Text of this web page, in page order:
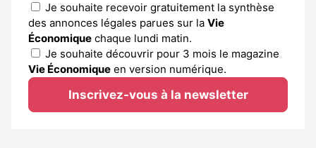
Je souhaite recevoir gratuitement la synthèse
des annonces légales parues sur la Vie
Économique chaque lundi matin.
Je souhaite découvrir pour 3 mois le magazine
Vie Économique en version numérique.
Inscrivez-vous à la newsletter